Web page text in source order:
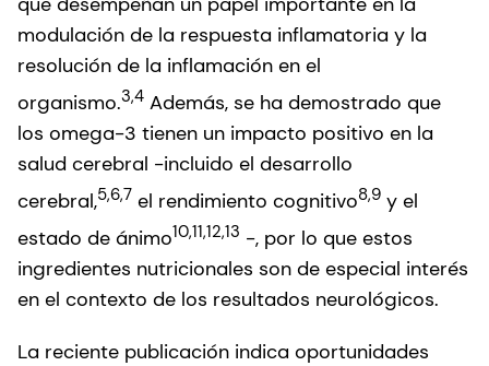
modulación de la respuesta inflamatoria y la
resolución de la inflamación en el
organismo.3,4 Además, se ha demostrado que
los omega-3 tienen un impacto positivo en la
salud cerebral -incluido el desarrollo
cerebral,5,6,7 el rendimiento cognitivo8,9 y el
estado de ánimo10,11,12,13 -, por lo que estos
ingredientes nutricionales son de especial interés
en el contexto de los resultados neurológicos.
La reciente publicación indica oportunidades